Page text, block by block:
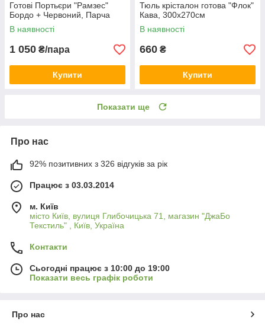
Готові Портьєри "Рамзес"
Бордо + Червоний, Парча
В наявності
1 050 ₴/пара
Купити
Тюль крісталон готова "Флок"
Кава, 300х270см
В наявності
660 ₴
Купити
Показати ще
Про нас
92% позитивних з 326 відгуків за рік
Працює з 03.03.2014
м. Київ
місто Київ, вулиця Глибочицька 71, магазин "ДжаБо
Текстиль" , Київ, Україна
Контакти
Сьогодні працює з 10:00 до 19:00
Показати весь графік роботи
Про нас